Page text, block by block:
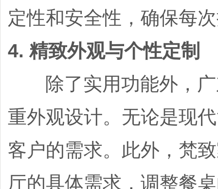
定性和安全性，确保每
4. 精致外观与个性定制
除了实用功能外，广
重外观设计。无论是现
客户的需求。此外，梵
厅的具体需求，调整餐